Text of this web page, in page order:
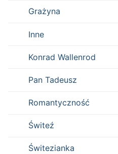
Grażyna
Inne
Konrad Wallenrod
Pan Tadeusz
Romantyczność
Świteź
Świtezianka